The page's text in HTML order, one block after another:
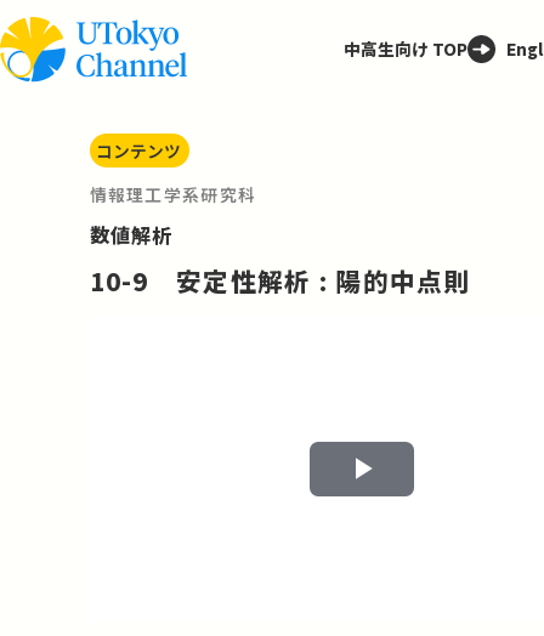
中高生向け TOP
コンテンツ
情報理工学系研究科
数値解析
10-9 安定性解析 : 陽的中点則
Play